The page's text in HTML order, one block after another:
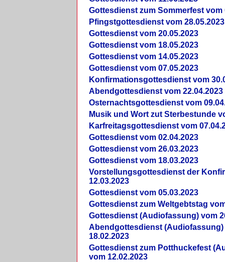
Gottesdienst zum Sommerfest vom
Pfingstgottesdienst vom 28.05.2023
Gottesdienst vom 20.05.2023
Gottesdienst vom 18.05.2023
Gottesdienst vom 14.05.2023
Gottesdienst vom 07.05.2023
Konfirmationsgottesdienst vom
Abendgottesdienst vom 22.04.2023
Osternachtsgottesdienst vom
Musik und Wort zut Sterbestunde
Karfreitagsgottesdienst vom
Gottesdienst vom 02.04.2023
Gottesdienst vom 26.03.2023
Gottesdienst vom 18.03.2023
Vorstellungsgottesdienst der
12.03.2023
Gottesdienst vom 05.03.2023
Gottesdienst zum Weltgebtstag
Gottesdienst (Audiofassung) vom
Abendgottesdienst (Audiofassung)
18.02.2023
Gottesdienst zum Potthuckefest
vom 12.02.2023